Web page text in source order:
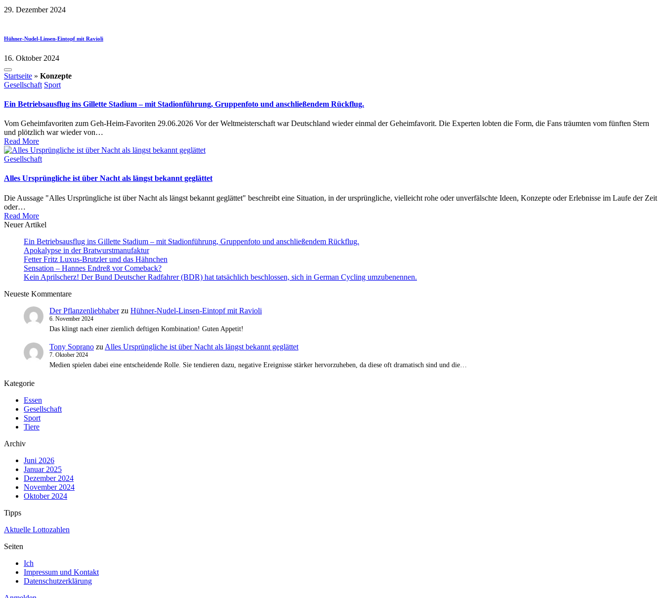
29. Dezember 2024
Hühner-Nudel-Linsen-Eintopf mit Ravioli
16. Oktober 2024
Startseite » Konzepte
Posted
Gesellschaft Sport
Ein Betriebsausflug ins Gillette Stadium – mit Stadionführung, Gruppenfoto und anschließendem Rückflug.
Vom Geheimfavoriten zum Geh-Heim-Favoriten 29.06.2026 Vor der Weltmeisterschaft war Deutschland wieder einmal der Geheimfavorit. Die Experten lobten die Form, die Fans träumten vom fünften Stern
und plötzlich war wieder von…
Read More
Posted
Gesellschaft
Alles Ursprüngliche ist über Nacht als längst bekannt geglättet
Die Aussage "Alles Ursprüngliche ist über Nacht als längst bekannt geglättet" beschreibt eine Situation, in der ursprüngliche, vielleicht rohe oder unverfälschte Ideen, Konzepte oder Erlebnisse im Laufe der Zeit
oder…
Read More
Neuer Artikel
Ein Betriebsausflug ins Gillette Stadium – mit Stadionführung, Gruppenfoto und anschließendem Rückflug.
Apokalypse in der Bratwurstmanufaktur
Fetter Fritz Luxus-Brutzler und das Hähnchen
Sensation – Hannes Endreß vor Comeback?
Kein Aprilscherz! Der Bund Deutscher Radfahrer (BDR) hat tatsächlich beschlossen, sich in German Cycling umzubenennen.
Neueste Kommentare
Der Pflanzenliebhaberzu Hühner-Nudel-Linsen-Eintopf mit Ravioli
6. November 2024
Das klingt nach einer ziemlich deftigen Kombination! Guten Appetit!
Tony Soprano zu Alles Ursprüngliche ist über Nacht als längst bekannt geglättet
7. Oktober 2024
Medien spielen dabei eine entscheidende Rolle. Sie tendieren dazu, negative Ereignisse stärker hervorzuheben, da diese oft dramatisch sind und die…
Kategorie
Essen
Gesellschaft
Sport
Tiere
Archiv
Juni 2026
Januar 2025
Dezember 2024
November 2024
Oktober 2024
Tipps
Aktuelle Lottozahlen
Seiten
Ich
Impressum und Kontakt
Datenschutzerklärung